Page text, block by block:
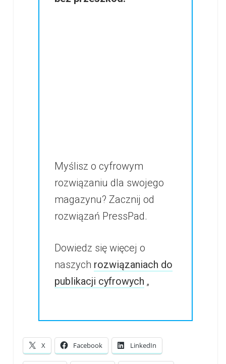
Myślisz o cyfrowym
rozwiązaniu dla swojego
magazynu? Zacznij od
rozwiązań PressPad.
Dowiedz się więcej o
naszych rozwiązaniach do
publikacji cyfrowych „
X Facebook LinkedIn